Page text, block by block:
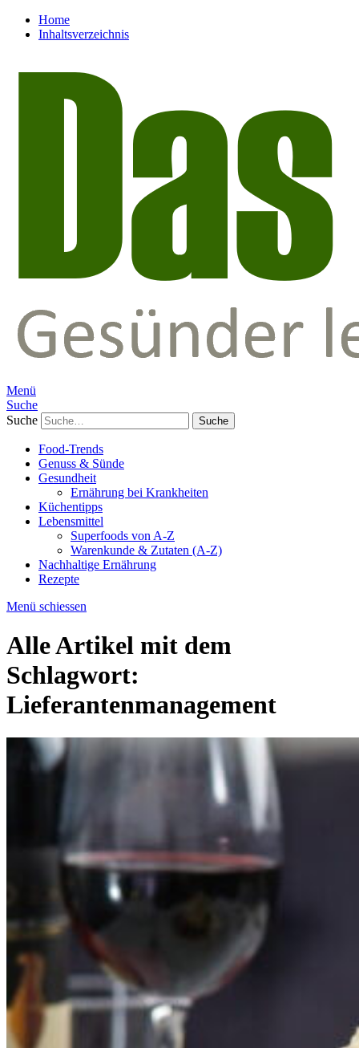
Home
Inhaltsverzeichnis
Menü
Suche
Suche
Food-Trends
Genuss & Sünde
Gesundheit
Ernährung bei Krankheiten
Küchentipps
Lebensmittel
Superfoods von A-Z
Warenkunde & Zutaten (A-Z)
Nachhaltige Ernährung
Rezepte
Menü schiessen
Alle Artikel mit dem
Schlagwort:
Lieferantenmanagement